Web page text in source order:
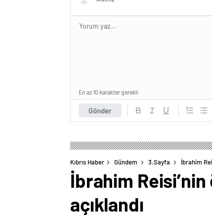
Gönder
En az 10 karakter gerekli
Kıbrıs Haber Gündem 3.Sayfa İbrahim
İbrahim
açıklandı